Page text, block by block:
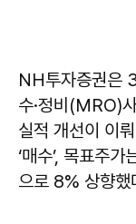
NH투자증권은
수·정비(MRO)
실적 개선이 이
‘매수’, 목표주
으로 8% 상향했